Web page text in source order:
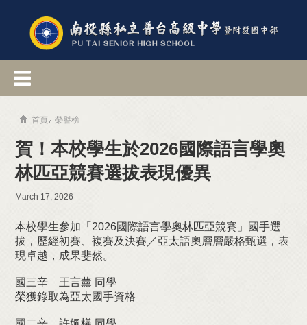
首頁 榮譽榜
賀！本校學生於2026國際語言學奧
林匹亞競賽選拔表現優異
March 17, 2026
本校學生參加「2026國際語言學奧林匹亞競賽」國手選
拔，歷經初賽、複賽及決賽／亞太語奧層層嚴格甄選，表
現卓越，成果斐然。
國三辛 王言薰 同學
榮獲錄取為亞太國手資格